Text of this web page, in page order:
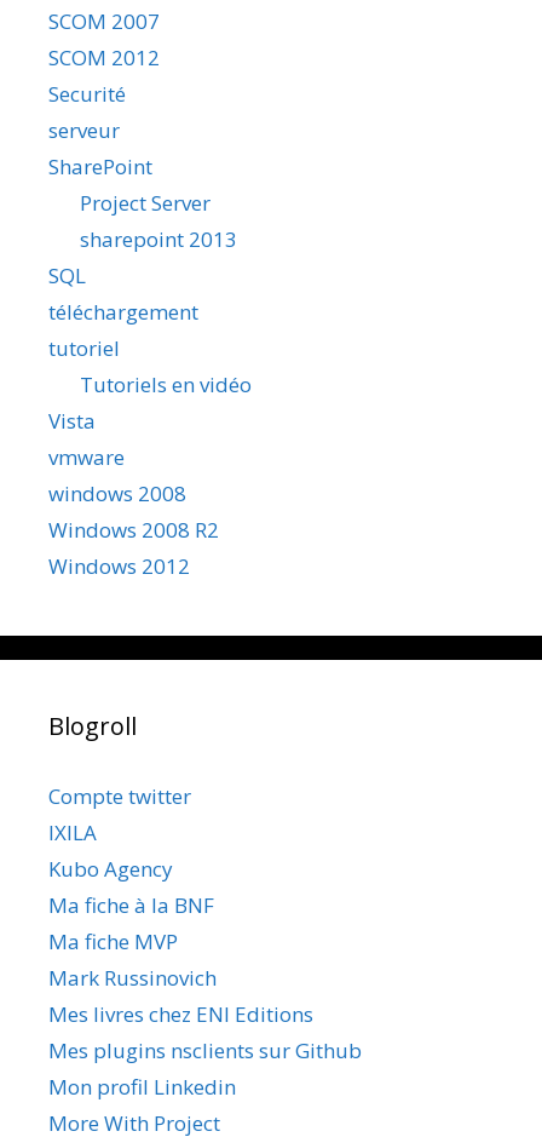
SCOM 2007
SCOM 2012
Securité
serveur
SharePoint
Project Server
sharepoint 2013
SQL
téléchargement
tutoriel
Tutoriels en vidéo
Vista
vmware
windows 2008
Windows 2008 R2
Windows 2012
Blogroll
Compte twitter
IXILA
Kubo Agency
Ma fiche à la BNF
Ma fiche MVP
Mark Russinovich
Mes livres chez ENI Editions
Mes plugins nsclients sur Github
Mon profil Linkedin
More With Project